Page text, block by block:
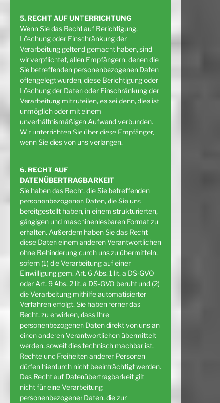
5. RECHT AUF UNTERRICHTUNG
Wenn Sie das Recht auf Berichtigung,
Löschung oder Einschränkung der
Verarbeitung geltend gemacht haben, sind
wir verpflichtet, allen Empfängern, denen die
Sie betreffenden personenbezogenen Daten
offengelegt wurden, diese Berichtigung oder
Löschung der Daten oder Einschränkung der
Verarbeitung mitzuteilen, es sei denn, dies ist
unmöglich oder mit einem
unverhältnismäßigen Aufwand verbunden.
Wir unterrichten Sie über diese Empfänger,
wenn Sie dies von uns verlangen.
6. RECHT AUF
DATENÜBERTRAGBARKEIT
Sie haben das Recht, die Sie betreffenden
personenbezogenen Daten, die Sie uns
bereitgestellt haben, in einem strukturierten,
gängigen und maschinenlesbaren Format zu
erhalten. Außerdem haben Sie das Recht
diese Daten einem anderen Verantwortlichen
ohne Behinderung durch uns zu übermitteln,
sofern (1) die Verarbeitung auf einer
Einwilligung gem. Art. 6 Abs. 1 lit. a DS-GVO
oder Art. 9 Abs. 2 lit. a DS-GVO beruht und (2)
die Verarbeitung mithilfe automatisierter
Verfahren erfolgt. Sie haben ferner das
Recht, zu erwirken, dass Ihre
personenbezogenen Daten direkt von uns an
einen anderen Verantwortlichen übermittelt
werden, soweit dies technisch machbar ist.
Rechte und Freiheiten anderer Personen
dürfen hierdurch nicht beeinträchtigt werden.
Das Recht auf Datenübertragbarkeit gilt
nicht für eine Verarbeitung
personenbezogener Daten, die zur